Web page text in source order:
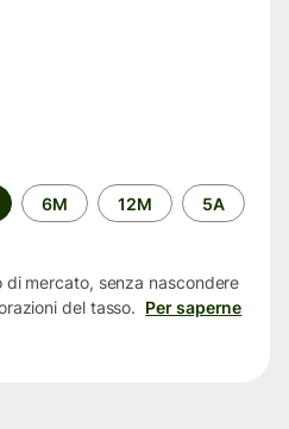
6M 12M 5A
di mercato, senza nascondere
del tasso. Per saperne